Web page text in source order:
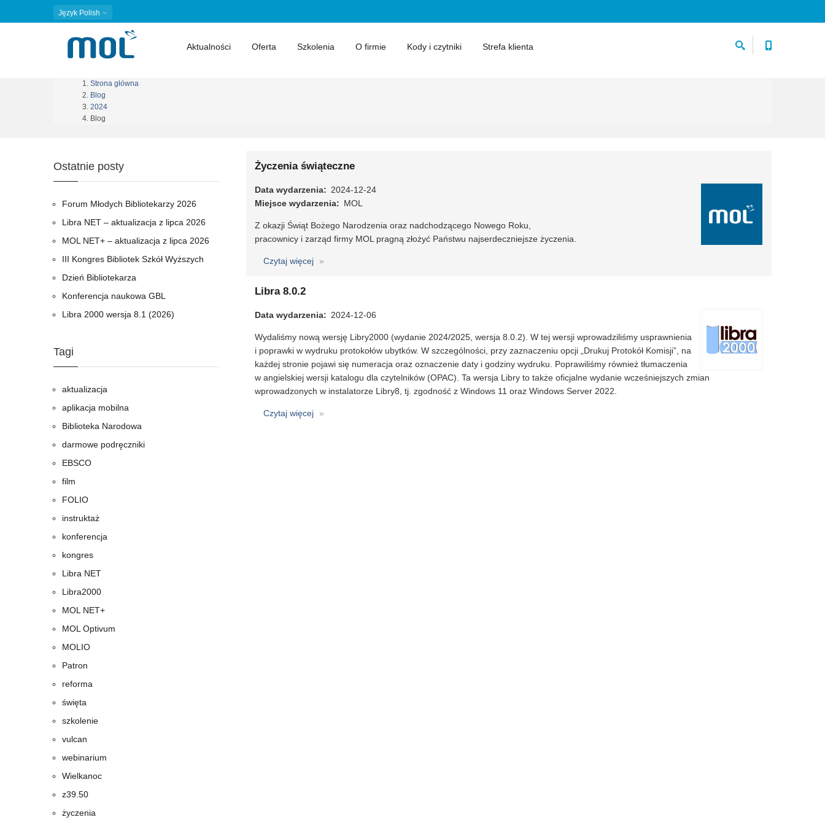
Język Polish
Aktualności Oferta Szkolenia O firmie Kody i czytniki Strefa klienta
Ścieżka
nawigacyjna
Strona główna
Blog
2024
Blog
Życzenia świąteczne
Data wydarzenia
2024-12-24
Miejsce wydarzenia
MOL
Z okazji Świąt Bożego Narodzenia oraz nadchodzącego Nowego Roku,
pracownicy i zarząd firmy MOL pragną złożyć Państwu najserdeczniejsze życzenia.
Czytaj więcej
o
Libra 8.0.2
Data wydarzenia 2024-12-06
Wydaliśmy nową wersję Libry2000 (wydanie 2024/2025, wersja 8.0.2). W tej wersji wprowadziliśmy usprawnienia
i poprawki w wydruku protokołów ubytków. W szczególności, przy zaznaczeniu opcji „Drukuj Protokół Komisji”, na
każdej stronie pojawi się numeracja oraz oznaczenie daty i godziny wydruku. Poprawiliśmy również tłumaczenia
w angielskiej wersji katalogu dla czytelników (OPAC). Ta wersja Libry to także oficjalne wydanie wcześniejszych zmian
wprowadzonych w instalatorze Libry8, tj. zgodność z Windows 11 oraz Windows Server 2022.
Czytaj więcej
o
Ostatnie posty
Forum Młodych Bibliotekarzy 2026
Libra NET – aktualizacja z lipca 2026
MOL NET+ – aktualizacja z lipca 2026
III Kongres Bibliotek Szkół Wyższych
Dzień Bibliotekarza
Konferencja naukowa GBL
Libra 2000 wersja 8.1 (2026)
Tagi
aktualizacja
aplikacja mobilna
Biblioteka Narodowa
darmowe podręczniki
EBSCO
film
FOLIO
instruktaż
konferencja
kongres
Libra NET
Libra2000
MOL NET+
MOL Optivum
MOLIO
Patron
reforma
święta
szkolenie
vulcan
webinarium
Wielkanoc
z39.50
życzenia